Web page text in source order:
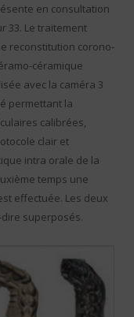
en consultation
33. Le traitement
reconstitution corono-
céramique
avec la caméra 3
permettant la
calibrées,
clair et
intra orale de la
temps une
effectuée. Les deux
superposés.